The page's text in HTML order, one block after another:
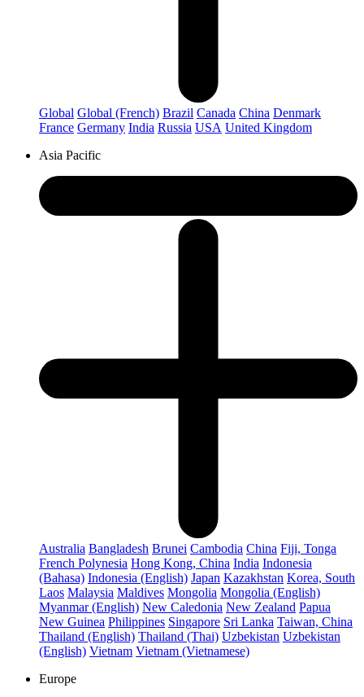
Global Global (French) Brazil Canada China Denmark
France Germany India Russia USA United Kingdom
Asia Pacific
Australia Bangladesh Brunei Cambodia China Fiji, Tonga
French Polynesia Hong Kong, China India Indonesia
(Bahasa) Indonesia (English) Japan Kazakhstan Korea, South
Laos Malaysia Maldives Mongolia Mongolia (English)
Myanmar (English) New Caledonia New Zealand Papua
New Guinea Philippines Singapore Sri Lanka Taiwan, China
Thailand (English) Thailand (Thai) Uzbekistan Uzbekistan
(English) Vietnam Vietnam (Vietnamese)
Europe